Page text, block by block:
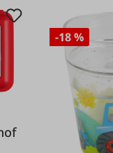
-18 %